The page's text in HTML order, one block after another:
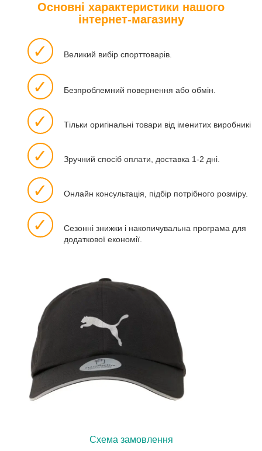
Основні характеристики нашого
інтернет-магазину
✓ Великий вибір спорттоварів.
✓ Безпроблемний повернення або обмін.
✓ Тільки оригінальні товари від іменитих виробників.
✓ Зручний спосіб оплати, доставка 1-2 дні.
✓ Онлайн консультація, підбір потрібного розміру.
✓
Сезонні знижки і накопичувальна програма для
додаткової економії.
Схема замовлення